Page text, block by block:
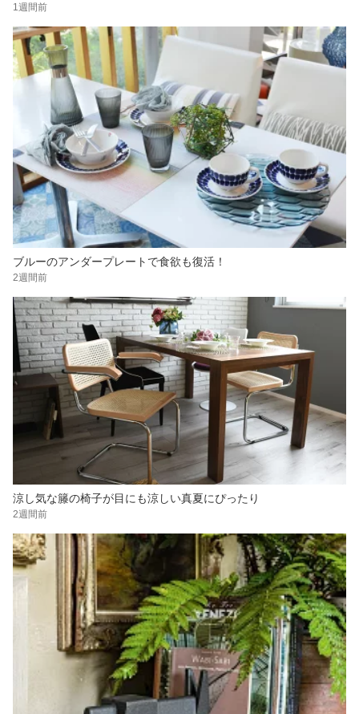
1週間前
ブルーのアンダープレートで食欲も復活！
2週間前
涼し気な籐の椅子が目にも涼しい真夏にぴったり
2週間前